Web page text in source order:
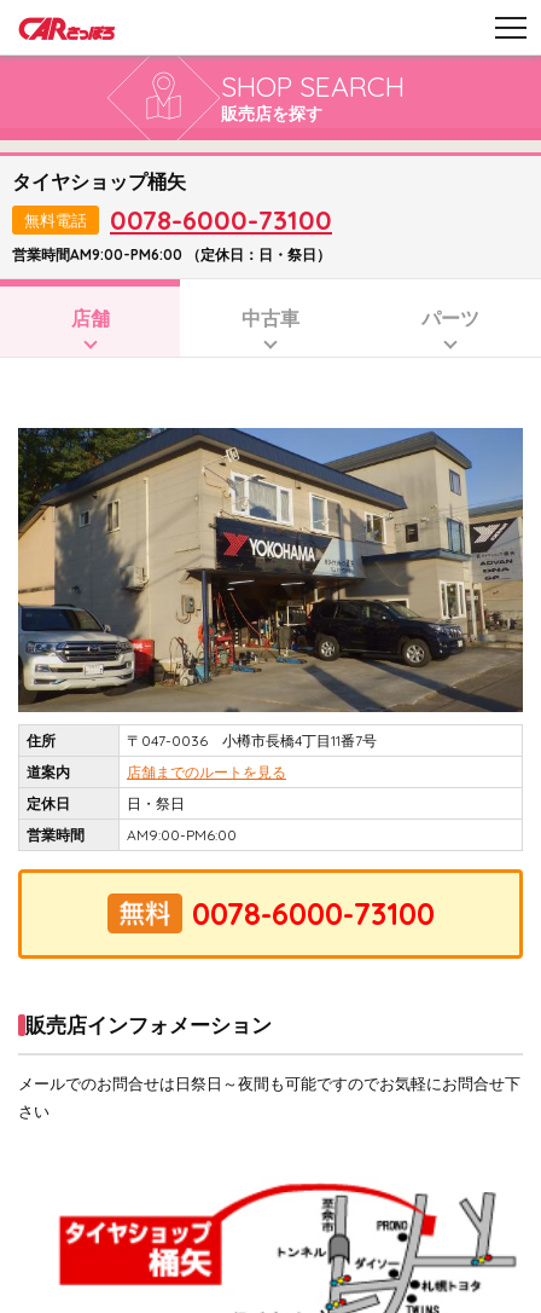
SHOP SEARCH
販売店を探す
タイヤショップ桶矢
無料電話 0078-6000-73100
営業時間AM9:00-PM6:00 （定休日：日・祭日）
店舗 中古車 パーツ
住所
〒047-0036 小樽市長橋4丁目11番7号
道案内
店舗までのルートを見る
定休日
日・祭日
営業時間
AM9:00-PM6:00
販売店インフォメーション
メールでのお問合せは日祭日～夜間も可能ですのでお気軽にお問合せ下
さい